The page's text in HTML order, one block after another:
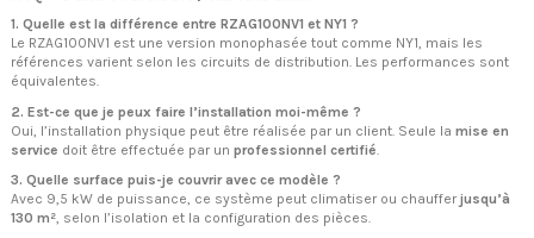
1. Quelle est la différence entre RZAG100NV1 et NY1 ?
Le RZAG100NV1 est une version monophasée tout comme NY1, mais les
références varient selon les circuits de distribution. Les performances sont
équivalentes.
2. Est-ce que je peux faire l’installation moi-même ?
Oui, l’installation physique peut être réalisée par un client. Seule la mise en
service doit être effectuée par un professionnel certifié
3. Quelle surface puis-je couvrir avec ce modèle ?
Avec 9,5 kW de puissance, ce système peut climatiser ou chauffer jusqu’à
130 m², selon l’isolation et la configuration des pièces.